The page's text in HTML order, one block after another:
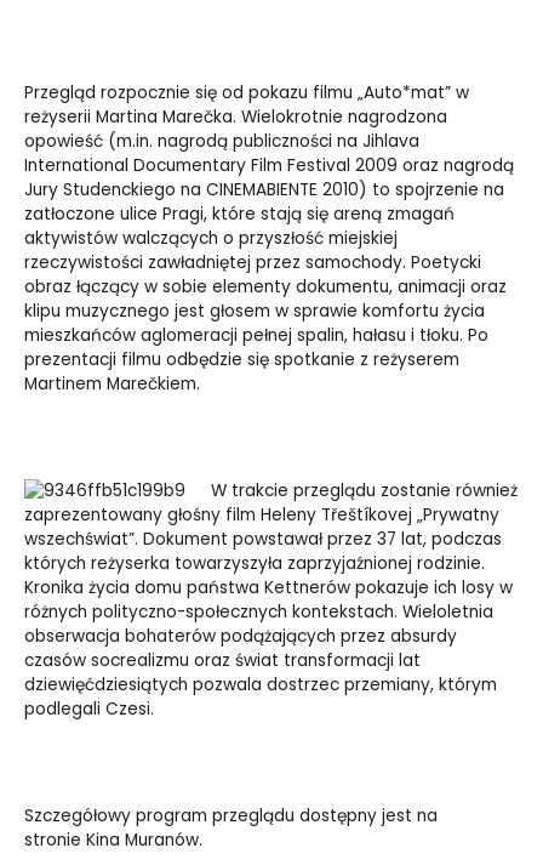
Przegląd rozpocznie się od pokazu filmu „Auto*mat” w
reżyserii Martina Marečka. Wielokrotnie nagrodzona
opowieść (m.in. nagrodą publiczności na Jihlava
International Documentary Film Festival 2009 oraz nagrodą
Jury Studenckiego na CINEMABIENTE 2010) to spojrzenie na
zatłoczone ulice Pragi, które stają się areną zmagań
aktywistów walczących o przyszłość miejskiej
rzeczywistości zawładniętej przez samochody. Poetycki
obraz łączący w sobie elementy dokumentu, animacji oraz
klipu muzycznego jest głosem w sprawie komfortu życia
mieszkańców aglomeracji pełnej spalin, hałasu i tłoku. Po
prezentacji filmu odbędzie się spotkanie z reżyserem
Martinem Marečkiem.
W trakcie przeglądu zostanie również
zaprezentowany głośny film Heleny Třeštíkovej „Prywatny
wszechświat”. Dokument powstawał przez 37 lat, podczas
których reżyserka towarzyszyła zaprzyjaźnionej rodzinie.
Kronika życia domu państwa Kettnerów pokazuje ich losy w
różnych polityczno-społecznych kontekstach. Wieloletnia
obserwacja bohaterów podążających przez absurdy
czasów socrealizmu oraz świat transformacji lat
dziewięćdziesiątych pozwala dostrzec przemiany, którym
podlegali Czesi.
Szczegółowy program przeglądu dostępny jest na
stronie Kina Muranów.